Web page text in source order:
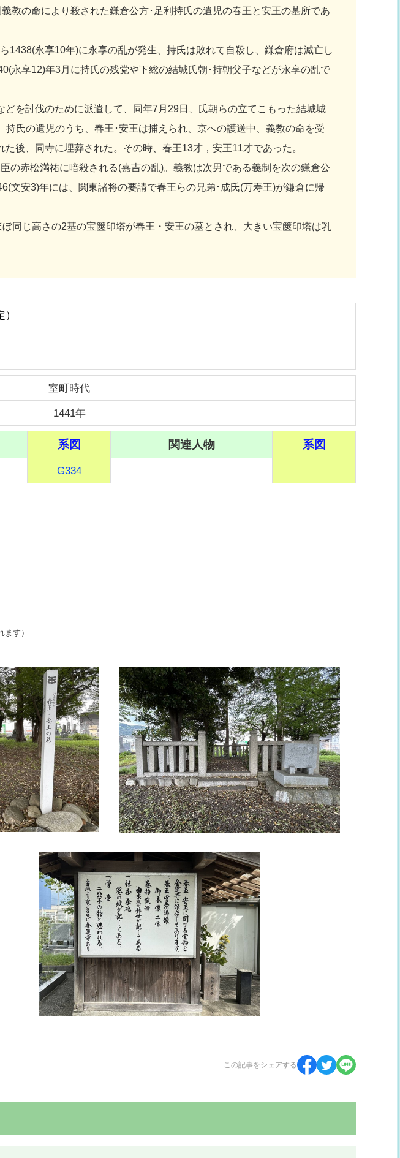
教の命により殺された鎌倉公方･足利持氏の遺児の春王と安王の墓所であ
永享10年)に永享の乱が発生、持氏は敗れて自殺し、鎌倉府は滅亡し
永享12)年3月に持氏の残党や下総の結城氏朝･持朝父子などが永享の乱で
を討伐のために派遣して、同年7月29日、氏朝らの立てこもった結城城
氏の遺児のうち、春王･安王は捕えられ、京への護送中、義教の命を受
後、同寺に埋葬された。その時、春王13才，安王11才であった。
赤松満祐に暗殺される(嘉吉の乱)。義教は次男である義制を次の鎌倉公
文安3)年には、関東諸将の要請で春王らの兄弟･成氏(万寿王)が鎌倉に帰
同じ高さの2基の宝篋印塔が春王・安王の墓とされ、大きい宝篋印塔は乳
室町時代
1441年
系図 関連人物 系図
G334
す）
この記事をシェアする